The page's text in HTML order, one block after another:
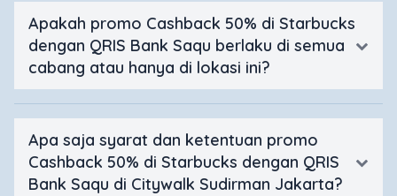
Apakah promo Cashback 50% di Starbucks
dengan QRIS Bank Saqu berlaku di semua
cabang atau hanya di lokasi ini?
Apa saja syarat dan ketentuan promo
Cashback 50% di Starbucks dengan QRIS
Bank Saqu di Citywalk Sudirman Jakarta?